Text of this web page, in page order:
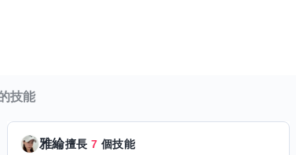
技能
雅綸擅長7 個技能